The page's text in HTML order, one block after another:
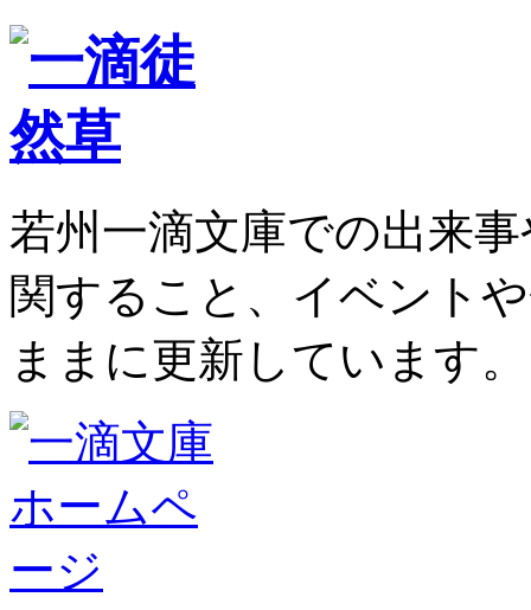
若州一滴文庫での出来
関すること、イベント
ままに更新しています。